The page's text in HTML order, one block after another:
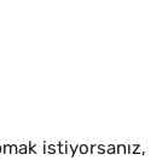
istiyorsanız,